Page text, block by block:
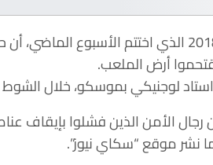
أكد منظمو مونديال روسيا 2018 الذي
أرض الملعب.
الأمن الذين فشلوا بإيقاف
نشر موقع “سكاي نيوز”.